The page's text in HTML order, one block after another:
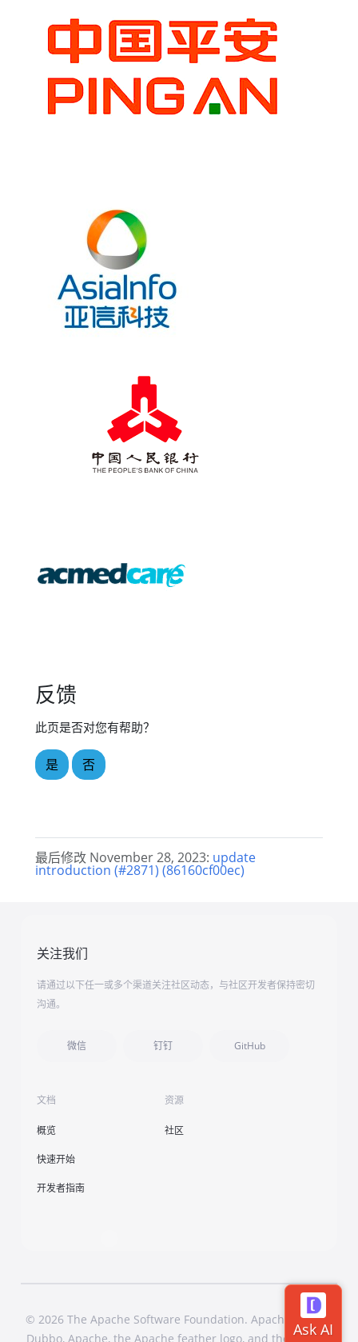
反馈
此页是否对您有帮助？
是 否
最后修改 November 28, 2023: update
introduction (#2871) (86160cf00ec)
关注我们
请通过以下任一或多个渠道关注社区动态，与社区开发者保持密切
沟通。
微信 钉钉 GitHub
文档
概览
快速开始
开发者指南
资源
社区
© 2026 The Apache Software Foundation. Apache Dubbo,
Dubbo, Apache, the Apache feather logo, and the Apache